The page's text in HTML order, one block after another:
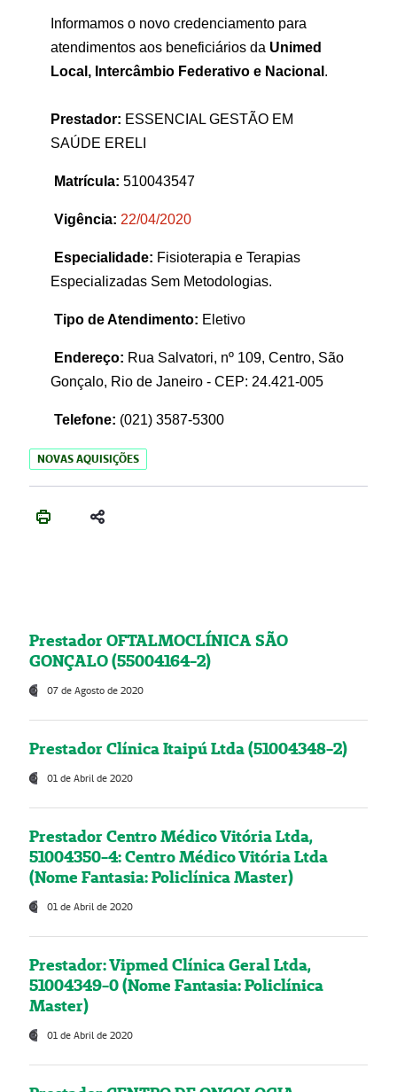
Informamos o novo credenciamento para
atendimentos aos beneficiários da Unimed
Local, Intercâmbio Federativo e Nacional .
Prestador: ESSENCIAL GESTÃO EM
SAÚDE ERELI
Matrícula: 510043547
Vigência: 22/04/2020
Especialidade: Fisioterapia e Terapias
Especializadas Sem Metodologias.
Tipo de Atendimento: Eletivo
Endereço: Rua Salvatori, nº 109, Centro, São
Gonçalo, Rio de Janeiro - CEP: 24.421-005
Telefone: (021) 3587-5300
NOVAS AQUISIÇÕES
Prestador OFTALMOCLÍNICA SÃO
GONÇALO (55004164-2)
07 de Agosto de 2020
Prestador Clínica Itaipú Ltda (51004348-2)
01 de Abril de 2020
Prestador Centro Médico Vitória Ltda,
51004350-4: Centro Médico Vitória Ltda
(Nome Fantasia: Policlínica Master)
01 de Abril de 2020
Prestador: Vipmed Clínica Geral Ltda,
51004349-0 (Nome Fantasia: Policlínica
Master)
01 de Abril de 2020